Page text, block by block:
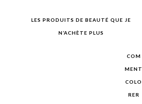
LES PRODUITS DE BEAUTÉ QUE JE
N’ACHÈTE PLUS
COM
MENT
COLO
RER